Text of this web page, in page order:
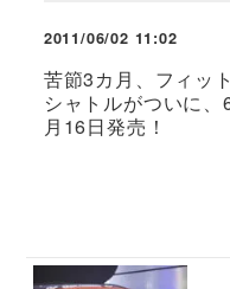
2011/06/02 11:02
苦節3カ月、フィット
シャトルがついに、
月16日発売！